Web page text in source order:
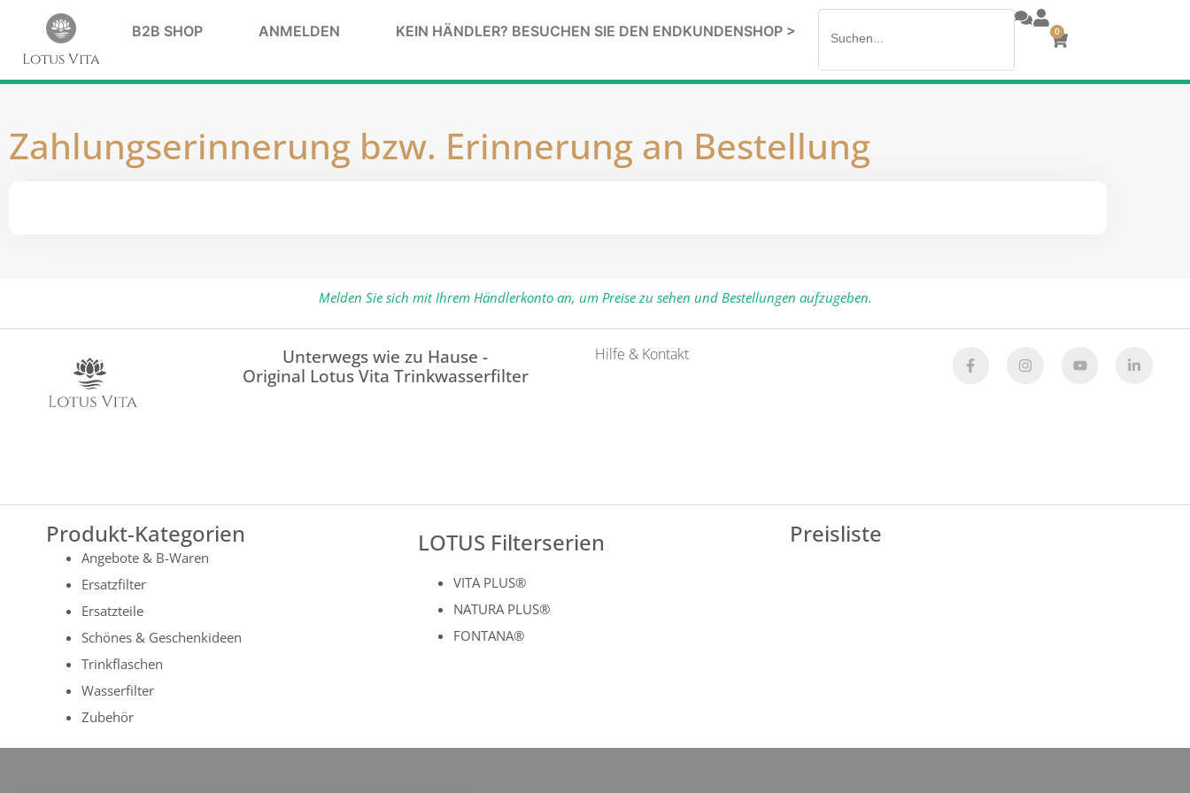
Lotus Vita
B2B SHOP ANMELDEN KEIN HÄNDLER? BESUCHEN SIE DEN ENDKUNDENSHOP >
for:
0
Zahlungserinnerung bzw. Erinnerung an Bestellung
Melden Sie sich mit Ihrem Händlerkonto an, um Preise zu sehen und Bestellungen aufzugeben.
Unterwegs wie zu Hause -
Original Lotus Vita Trinkwasserfilter
Hilfe & Kontakt
Produkt-Kategorien
Angebote & B-Waren
Ersatzfilter
Ersatzteile
Schönes & Geschenkideen
Trinkflaschen
Wasserfilter
Zubehör
LOTUS Filterserien
VITA PLUS®
NATURA PLUS®
FONTANA®
Preisliste